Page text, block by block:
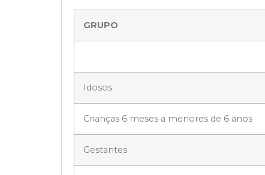
GRUPO
Idosos
Crianças 6 meses a menores de 6 anos
Gestantes